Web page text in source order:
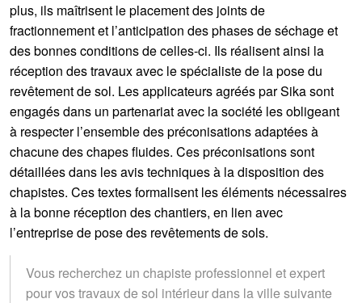
plus, ils maîtrisent le placement des joints de
fractionnement et l’anticipation des phases de séchage et
des bonnes conditions de celles-ci. Ils réalisent ainsi la
réception des travaux avec le spécialiste de la pose du
revêtement de sol. Les applicateurs agréés par Sika sont
engagés dans un partenariat avec la société les obligeant
à respecter l’ensemble des préconisations adaptées à
chacune des chapes fluides. Ces préconisations sont
détaillées dans les avis techniques à la disposition des
chapistes. Ces textes formalisent les éléments nécessaires
à la bonne réception des chantiers, en lien avec
l’entreprise de pose des revêtements de sols.
Vous recherchez un chapiste professionnel et expert
pour vos travaux de sol intérieur dans la ville suivante